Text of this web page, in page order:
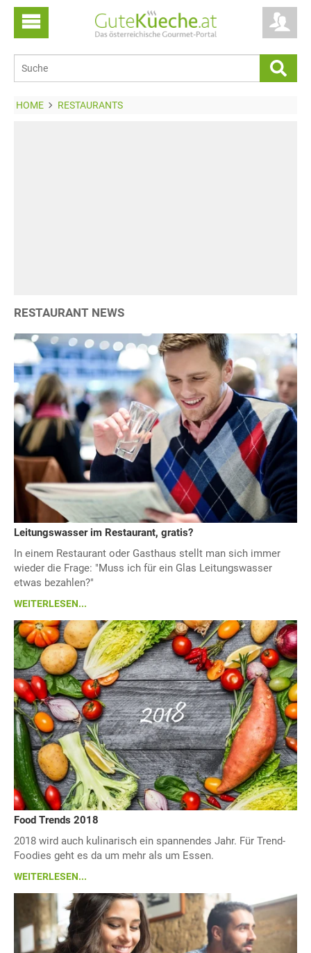
HOME RESTAURANTS
RESTAURANT NEWS
Leitungswasser im Restaurant, gratis?
In einem Restaurant oder Gasthaus stellt man sich immer
wieder die Frage: "Muss ich für ein Glas Leitungswasser
etwas bezahlen?"
WEITERLESEN...
Food Trends 2018
2018 wird auch kulinarisch ein spannendes Jahr. Für Trend-
Foodies geht es da um mehr als um Essen.
WEITERLESEN...